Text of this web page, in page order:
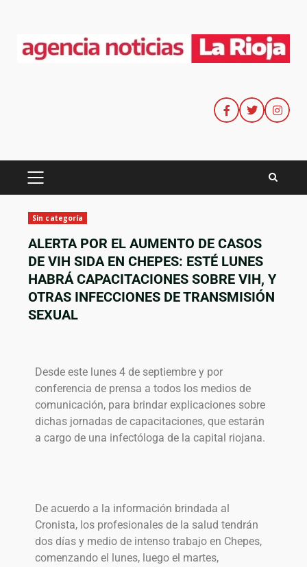
Sin categoría
ALERTA POR EL AUMENTO DE CASOS
DE VIH SIDA EN CHEPES: ESTÉ LUNES
HABRÁ CAPACITACIONES SOBRE VIH, Y
OTRAS INFECCIONES DE TRANSMISIÓN
SEXUAL
Desde este lunes 4 de septiembre y por
conferencia de prensa a todos los medios de
comunicación, para brindar explicaciones sobre
dichas jornadas de capacitaciones, que estarán
a cargo de una infectóloga de la capital riojana.
De acuerdo a la información brindada al
Cronista, los profesionales de la salud tendrán
dos días y medio de intenso trabajo en Chepes,
comenzando el lunes, luego el martes,